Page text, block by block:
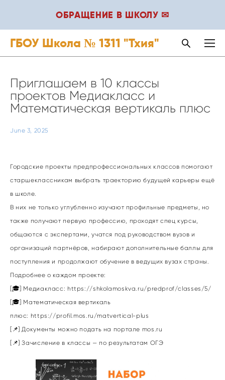
ОБРАЩЕНИЕ В ШКОЛУ ✉
ГБОУ Школа № 1311 "Тхия"
June 3, 2025
Приглашаем в 10 классы
проектов Медиакласс и
Математическая вертикаль плюс
Городские проекты предпрофессиональных классов помогают
старшеклассникам выбрать траекторию будущей карьеры ещё
в школе.
В них не только углубленно изучают профильные предметы, но
также получают первую профессию, проходят спец курсы,
общаются с экспертами, учатся под руководством вузов и
организаций партнёров, набирают дополнительные баллы для
поступления и продолжают обучение в ведущих вузах страны.
Подробнее о каждом проекте:
[🎓] Медиакласс: https://shkolamoskva.ru/predprof/classes/5/
[🎓] Математическая вертикаль
плюс: https://profil.mos.ru/matvertical-plus
[📌] Документы можно подать на портале mos.ru
[📌] Зачисление в классы — по результатам ОГЭ